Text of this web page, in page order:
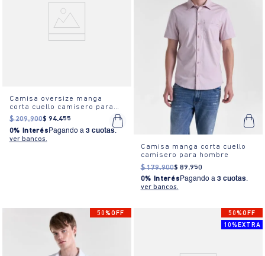
Camisa oversize manga
corta cuello camisero para
hombre
$ 209.900$ 94.455
0% Interés Pagando a 3 cuotas.
ver bancos.
Camisa manga corta cuello
camisero para hombre
$ 179.900$ 89.950
0% InterésPagando a 3 cuotas.
ver bancos.
50%OFF
50%OFF
10%EXTRA